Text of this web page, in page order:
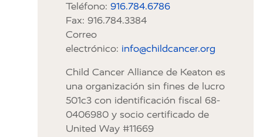
Teléfono: 916.784.6786
Fax: 916.784.3384
Correo
electrónico: info@childcancer.org
Child Cancer Alliance de Keaton es
una organización sin fines de lucro
501c3 con identificación fiscal 68-
0406980 y socio certificado de
United Way #11669